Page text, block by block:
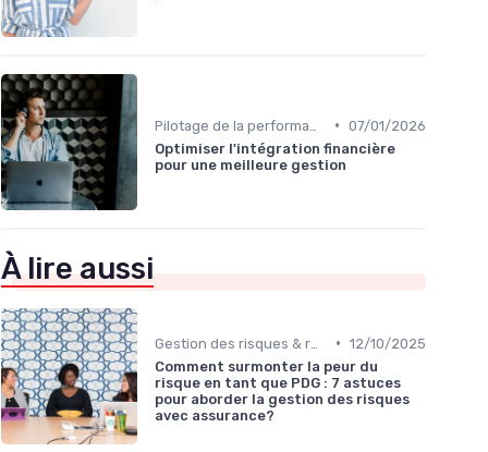
• 07/01/2026
Optimiser l'intégration financière
pour une meilleure gestion
À lire aussi
• 12/10/2025
Comment surmonter la peur du
risque en tant que PDG : 7 astuces
pour aborder la gestion des risques
avec assurance?